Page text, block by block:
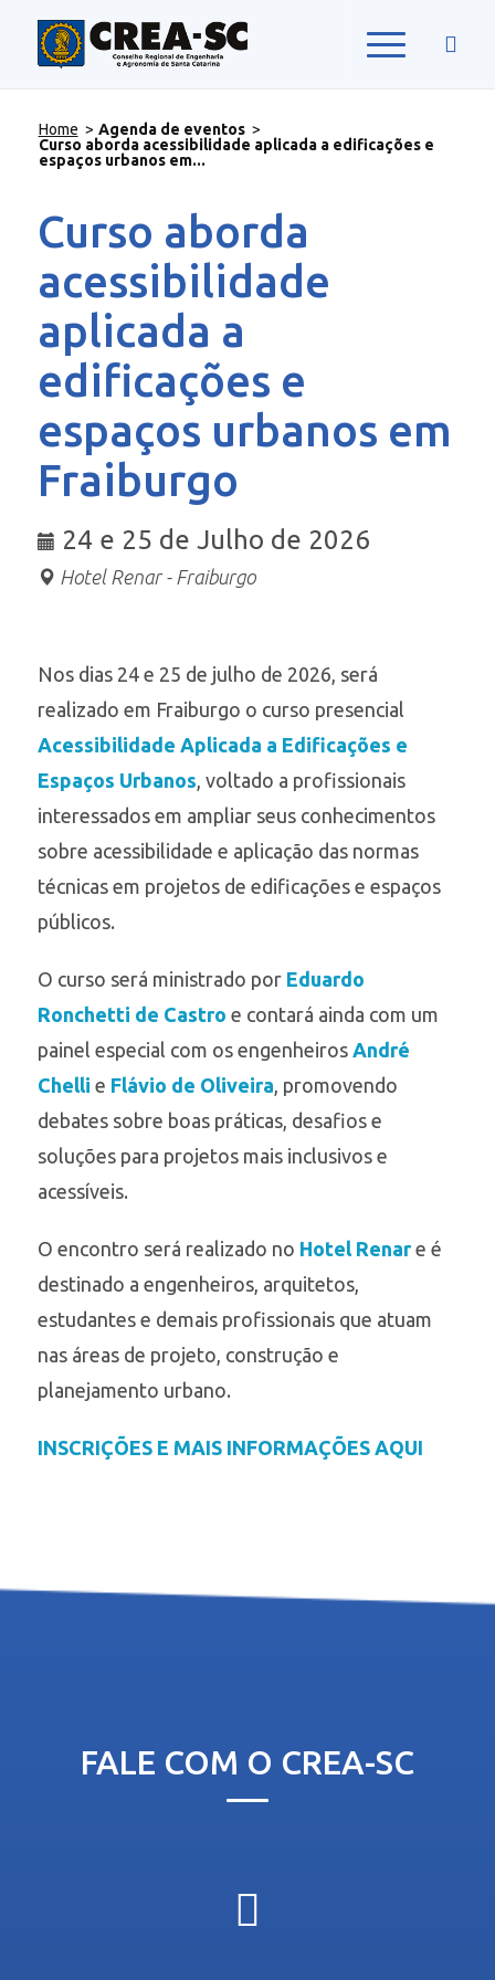
Home > Agenda de eventos >
Curso aborda acessibilidade aplicada a edificações e
espaços urbanos em...
Curso aborda
acessibilidade
aplicada a
edificações e
espaços urbanos em
Fraiburgo
24 e 25 de Julho de 2026
Hotel Renar - Fraiburgo
Nos dias 24 e 25 de julho de 2026, será
realizado em Fraiburgo o curso presencial
Acessibilidade Aplicada a Edificações e
Espaços Urbanos, voltado a profissionais
interessados em ampliar seus conhecimentos
sobre acessibilidade e aplicação das normas
técnicas em projetos de edificações e espaços
públicos.
O curso será ministrado por Eduardo
Ronchetti de Castro e contará ainda com um
painel especial com os engenheiros André
Chelli e Flávio de Oliveira, promovendo
debates sobre boas práticas, desafios e
soluções para projetos mais inclusivos e
acessíveis.
O encontro será realizado no Hotel Renare é
destinado a engenheiros, arquitetos,
estudantes e demais profissionais que atuam
nas áreas de projeto, construção e
planejamento urbano.
INSCRIÇÕES E MAIS INFORMAÇÕES AQUI
FALE COM O CREA-SC